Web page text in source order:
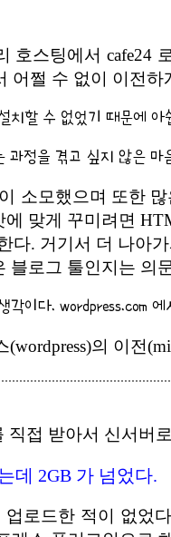
호스팅에서 cafe24
어쩔 수 없이 이전하
치할 수 없었기 때문에 아
과정을 겪고 싶지 않은 마
소모했으며 또한
맞게 꾸미려면
다. 거기서 더 나아
블로그 툴인지는 의
각이다. wordpress.com
의 이전
접 받아서 신서버
데 2GB 가 넘었다.
로드한 적이 없었